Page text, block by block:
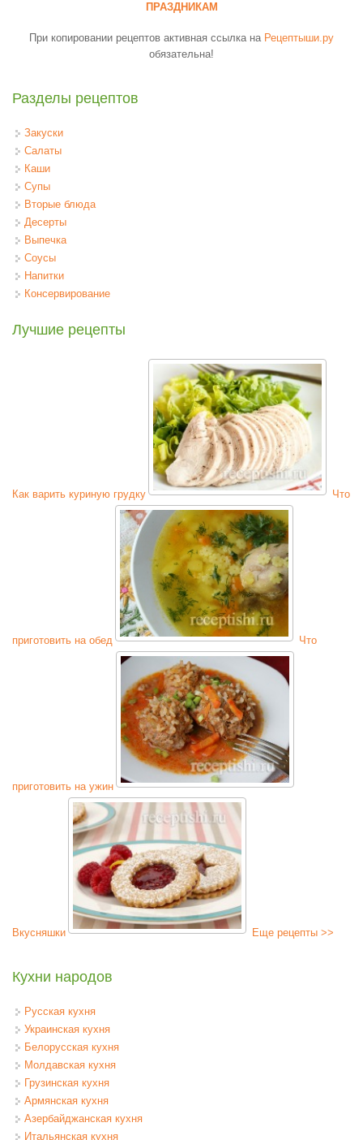
ПРАЗДНИКАМ
При копировании рецептов активная ссылка на Рецептыши.ру
обязательна!
Разделы рецептов
Закуски
Салаты
Каши
Супы
Вторые блюда
Десерты
Выпечка
Соусы
Напитки
Консервирование
Лучшие рецепты
Как варить куриную грудку Что
приготовить на обед Что
приготовить на ужин
Вкусняшки Еще рецепты >>
Кухни народов
Русская кухня
Украинская кухня
Белорусская кухня
Молдавская кухня
Грузинская кухня
Армянская кухня
Азербайджанская кухня
Итальянская кухня